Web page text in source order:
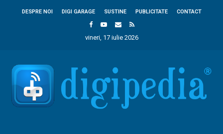
DESPRE NOI DIGI GARAGE SUSTINE PUBLICITATE CONTACT
vineri, 17 iulie 2026